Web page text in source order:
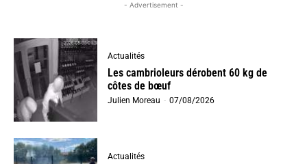
- Advertisement -
Actualités
Les cambrioleurs dérobent 60 kg de
côtes de bœuf
Julien Moreau - 07/08/2026
Actualités